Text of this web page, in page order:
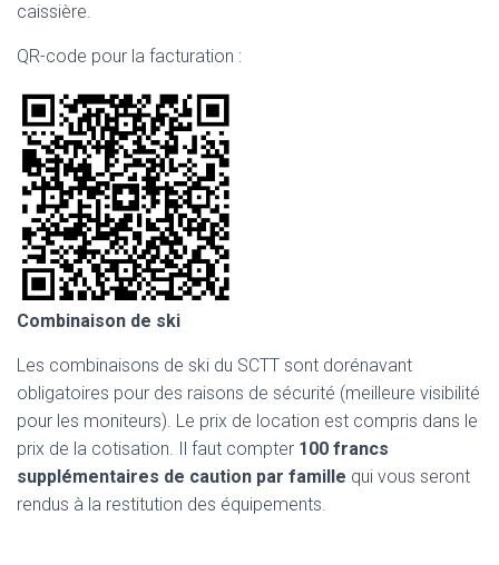
caissière.
QR-code pour la facturation :
Combinaison de ski
Les combinaisons de ski du SCTT sont dorénavant
obligatoires pour des raisons de sécurité (meilleure visibilité
pour les moniteurs). Le prix de location est compris dans le
prix de la cotisation. Il faut compter 100 francs
supplémentaires de caution par famille qui vous seront
rendus à la restitution des équipements.